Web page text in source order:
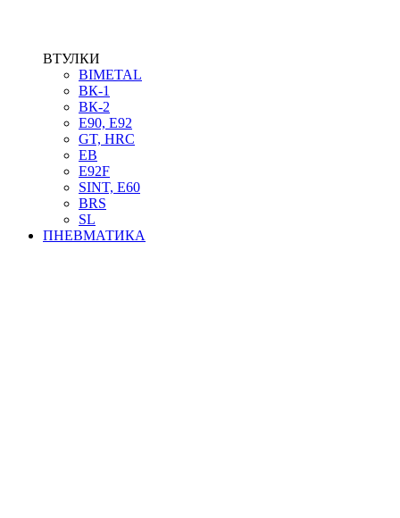
ВТУЛКИ
BIMETAL
ВК-1
ВК-2
Е90, E92
GT, HRC
EB
Е92F
SINT, E60
BRS
SL
ПНЕВМАТИКА